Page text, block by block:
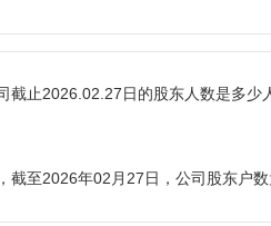
截止2026.02.27日的股东人数是多少
截至2026年02月27日，公司股东户数